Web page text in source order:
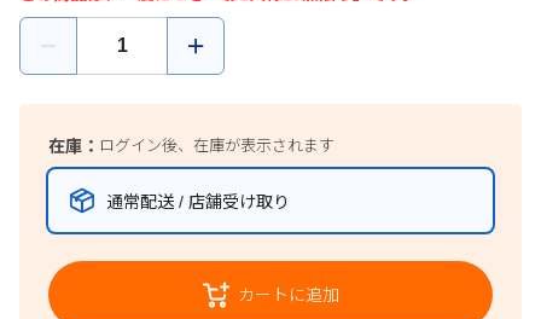
在庫： ログイン後、在庫が表示されます
通常配送 / 店舗受け取り
カートに追加